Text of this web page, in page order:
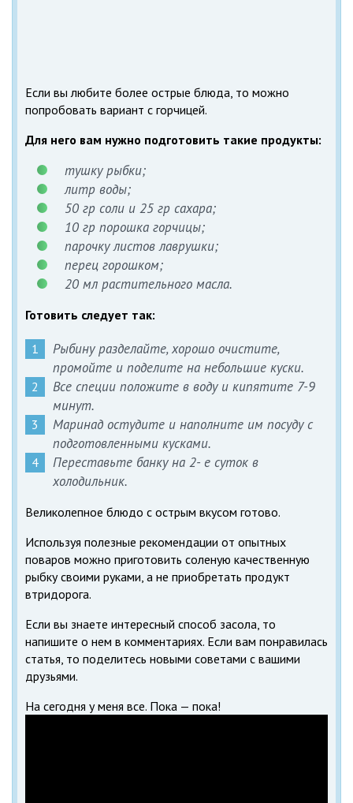
Если вы любите более острые блюда, то можно
попробовать вариант с горчицей.
Для него вам нужно подготовить такие продукты:
тушку рыбки;
литр воды;
50 гр соли и 25 гр сахара;
10 гр порошка горчицы;
парочку листов лаврушки;
перец горошком;
20 мл растительного масла.
Готовить следует так:
Рыбину разделайте, хорошо очистите,
промойте и поделите на небольшие куски.
Все специи положите в воду и кипятите 7-9
минут.
Маринад остудите и наполните им посуду с
подготовленными кусками.
Переставьте банку на 2- е суток в
холодильник.
Великолепное блюдо с острым вкусом готово.
Используя полезные рекомендации от опытных
поваров можно приготовить соленую качественную
рыбку своими руками, а не приобретать продукт
втридорога.
Если вы знаете интересный способ засола, то
напишите о нем в комментариях. Если вам понравилась
статья, то поделитесь новыми советами с вашими
друзьями.
На сегодня у меня все. Пока — пока!